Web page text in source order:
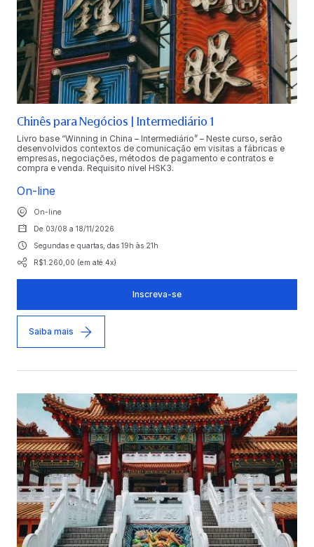
Chinês para Negócios | Intermediário 1
Livro base “Winning in China – Intermediário” – Neste curso, serão
desenvolvidos contextos de comunicação em visitas a fábricas e
empresas, negociações, métodos de pagamento e contratos e
compra e venda. Requisito nível HSK3.
On-line
On-line
De 03/08 a 18/11/2026
Segundas e quartas, das 19h às 21h
R$1.260,00 (em até 4x)
Inscreva-se
Saiba mais